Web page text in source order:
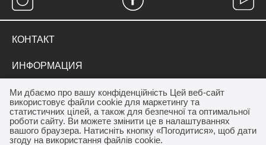
Ми дбаємо про вашу конфіденційність Цей веб-сайт
використовує файли cookie для маркетингу та
статистичних цілей, а також для безпечної та оптимальної
роботи сайту. Ви можете змінити це в налаштуваннях
вашого браузера. Натисніть кнопку «Погодитися», щоб дати
згоду на використання файлів cookie.
КОНТАКТ
medicinewear@gmail.com
ИНФОРМАЦИЯ
Контакт
Франшиза салону MEDICINE
ДЛЯ КЛИЕНТА
Акции
Програма лояльности
Дропшипинг
ОПЛАТА / ДОСТАВКА
Как купить